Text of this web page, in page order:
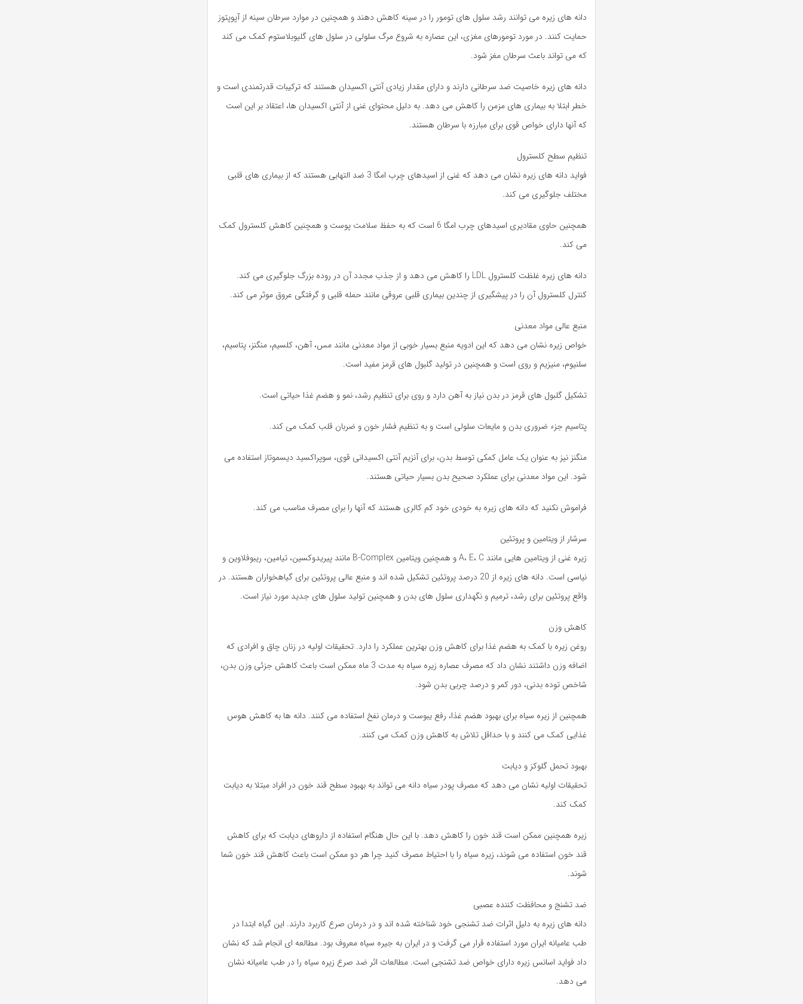
دانه های زیره می توانند رشد سلول های تومور را در سینه کاهش دهند و همچنین در موارد سرطان سینه از آپوپتوز
حمایت کنند. در مورد تومورهای مغزی، این عصاره به شروع مرگ سلولی در سلول های گلیوبلاستوم کمک می کند
که می تواند باعث سرطان مغز شود.
دانه های زیره خاصیت ضد سرطانی دارند و دارای مقدار زیادی آنتی اکسیدان هستند که ترکیبات قدرتمندی است و
خطر ابتلا به بیماری های مزمن را کاهش می دهد. به دلیل محتوای غنی از آنتی اکسیدان ها، اعتقاد بر این است
که آنها دارای خواص قوی برای مبارزه با سرطان هستند.
تنظیم سطح کلسترول
فواید دانه های زیره نشان می دهد که غنی از اسیدهای چرب امگا 3 ضد التهابی هستند که از بیماری های قلبی
مختلف جلوگیری می کند.
همچنین حاوی مقادیری اسیدهای چرب امگا 6 است که به حفظ سلامت پوست و همچنین کاهش کلسترول کمک
می کند.
دانه های زیره غلظت کلسترول LDL را کاهش می دهد و از جذب مجدد آن در روده بزرگ جلوگیری می کند.
کنترل کلسترول آن را در پیشگیری از چندین بیماری قلبی عروقی مانند حمله قلبی و گرفتگی عروق موثر می کند.
منبع عالی مواد معدنی
خواص زیره نشان می دهد که این ادویه منبع بسیار خوبی از مواد معدنی مانند مس، آهن، کلسیم، منگنز، پتاسیم،
سلنیوم، منیزیم و روی است و همچنین در تولید گلبول های قرمز مفید است.
تشکیل گلبول های قرمز در بدن نیاز به آهن دارد و روی برای تنظیم رشد، نمو و هضم غذا حیاتی است.
پتاسیم جزء ضروری بدن و مایعات سلولی است و به تنظیم فشار خون و ضربان قلب کمک می کند.
منگنز نیز به عنوان یک عامل کمکی توسط بدن، برای آنزیم آنتی اکسیدانی قوی، سوپراکسید دیسموتاز استفاده می
شود. این مواد معدنی برای عملکرد صحیح بدن بسیار حیاتی هستند.
فراموش نکنید که دانه های زیره به خودی خود کم کالری هستند که آنها را برای مصرف مناسب می کند.
سرشار از ویتامین و پروتئین
زیره غنی از ویتامین هایی مانند A، E، C و همچنین ویتامین B-Complex مانند پیریدوکسین، تیامین، ریبوفلاوین و
نیاسی است. دانه های زیره از 20 درصد پروتئین تشکیل شده اند و منبع عالی پروتئین برای گیاهخواران هستند. در
واقع پروتئین برای رشد، ترمیم و نگهداری سلول های بدن و همچنین تولید سلول های جدید مورد نیاز است.
کاهش وزن
روغن زیره با کمک به هضم غذا برای کاهش وزن بهترین عملکرد را دارد. تحقیقات اولیه در زنان چاق و افرادی که
اضافه وزن داشتند نشان داد که مصرف عصاره زیره سیاه به مدت 3 ماه ممکن است باعث کاهش جزئی وزن بدن،
شاخص توده بدنی، دور کمر و درصد چربی بدن شود.
همچنین از زیره سیاه برای بهبود هضم غذا، رفع یبوست و درمان نفخ استفاده می کنند. دانه ها به کاهش هوس
غذایی کمک می کنند و با حداقل تلاش به کاهش وزن کمک می کنند.
بهبود تحمل گلوکز و دیابت
تحقیقات اولیه نشان می دهد که مصرف پودر سیاه دانه می تواند به بهبود سطح قند خون در افراد مبتلا به دیابت
کمک کند.
زیره همچنین ممکن است قند خون را کاهش دهد. با این حال هنگام استفاده از داروهای دیابت که برای کاهش
قند خون استفاده می شوند، زیره سیاه را با احتیاط مصرف کنید چرا هر دو ممکن است باعث کاهش قند خون شما
شوند.
ضد تشنج و محافظت کننده عصبی
دانه های زیره به دلیل اثرات ضد تشنجی خود شناخته شده اند و در درمان صرع کاربرد دارند. این گیاه ابتدا در
طب عامیانه ایران مورد استفاده قرار می گرفت و در ایران به جیره سیاه معروف بود. مطالعه ای انجام شد که نشان
داد فواید اسانس زیره دارای خواص ضد تشنجی است. مطالعات اثر ضد صرع زیره سیاه را در طب عامیانه نشان
می دهد.